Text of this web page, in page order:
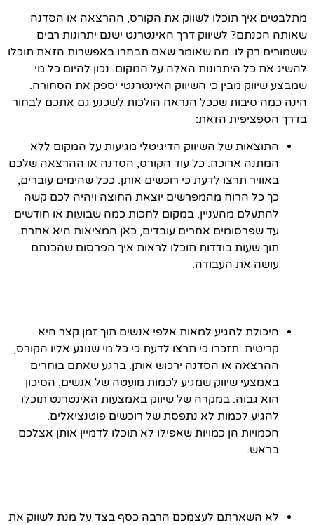
מתלבטים איך תוכלו לשווק את הקורס, ההרצאה או הסדנה
שאותה הכנתם? לשיווק דרך האינטרנט ישנם יתרונות רבים
ששמורים רק לו. מה שאומר שאם תבחרו באפשרות הזאת תוכלו
להשיג את כל היתרונות האלה על המקום. נכון להיום כל מי
שמבצע שיווק מבין כי השיווק האינטרנטי יספק את הסחורה.
הינה כמה סיבות שככל הנראה הולכות לשכנע גם אתכם לבחור
בדרך הספציפית הזאת:
התוצאות של השיווק הדיגיטלי מגיעות על המקום ללא
המתנה ארוכה. כל עוד הקורס, הסדנה או ההרצאה שלכם
באוויר תרצו לדעת כי רוכשים אותן. ככל שהימים עוברים,
כך כל הרוח מהמפרשים יוצאת החוצה ויהיה לכם קשה
להתעלם מהעניין. במקום לחכות כמה שבועות או חודשים
עד שפרסומים אחרים עובדים, כאן המציאות היא אחרת.
תוך שעות בודדות תוכלו לראות איך הפרסום שהכנתם
עושה את העבודה.
היכולת להגיע למאות אלפי אנשים תוך זמן קצר היא
קריטית. תזכרו כי תרצו לדעת כי כל מי שנוגע אליו הקורס,
ההרצאה או הסדנה ירכוש אותן. ברגע שאתם בוחרים
באמצעי שיווק שמגיע לכמות מועטה של אנשים, הסיכון
הוא גבוה. במקרה של שיווק באמצעות האינטרנט תוכלו
להגיע לכמות לא נתפסת של רוכשים פוטנציאלים.
הכמויות הן כמויות שאפילו לא תוכלו לדמיין אותן אצלכם
בראש.
לא השארתם לעצמכם הרבה כסף בצד על מנת לשווק את